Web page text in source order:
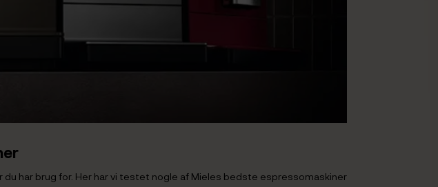
har brug for. Her har vi testet nogle af Mieles bedste espressomaskiner